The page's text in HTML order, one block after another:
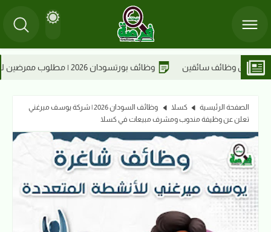
ممرضين للعمل في مستوصف ربا الطبي وظائف
الصفحة الرئيسية كسلا
وظائف السودان 2026 | شركة يوسف ميرغني
تعلن عن وظيفة مندوب ومشرف مبيعات في كسلا